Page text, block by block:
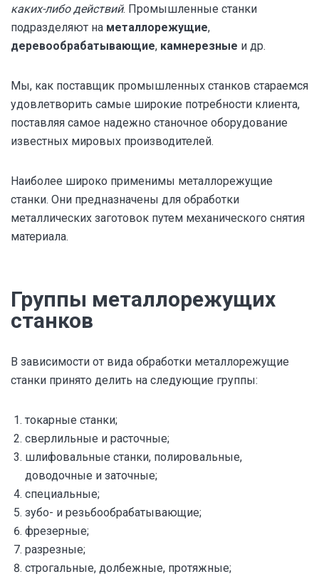
каких-либо действий. Промышленные станки
подразделяют на металлорежущие,
деревообрабатывающие, камнерезные и др.
Мы, как поставщик промышленных станков стараемся
удовлетворить самые широкие потребности клиента,
поставляя самое надежно станочное оборудование
известных мировых производителей.
Наиболее широко применимы металлорежущие
станки. Они предназначены для обработки
металлических заготовок путем механического снятия
материала.
Группы металлорежущих
станков
В зависимости от вида обработки металлорежущие
станки принято делить на следующие группы:
токарные станки;
сверлильные и расточные;
шлифовальные станки, полировальные,
доводочные и заточные;
специальные;
зубо- и резьбообрабатывающие;
фрезерные;
разрезные;
строгальные, долбежные, протяжные;